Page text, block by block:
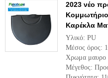
2023 νέο
Καρέκλα
Υλικό: PU
Μέσος όρος:
Χρωμα μαυρο
Μέγεθος: